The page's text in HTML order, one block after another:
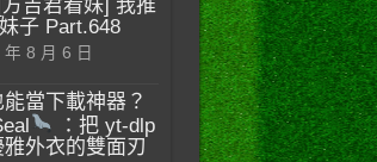
吉君看妹] 我推
子 Part.648
8 月 6 日
當下載神器？
：把 yt-dlp
雅外衣的雙面刃